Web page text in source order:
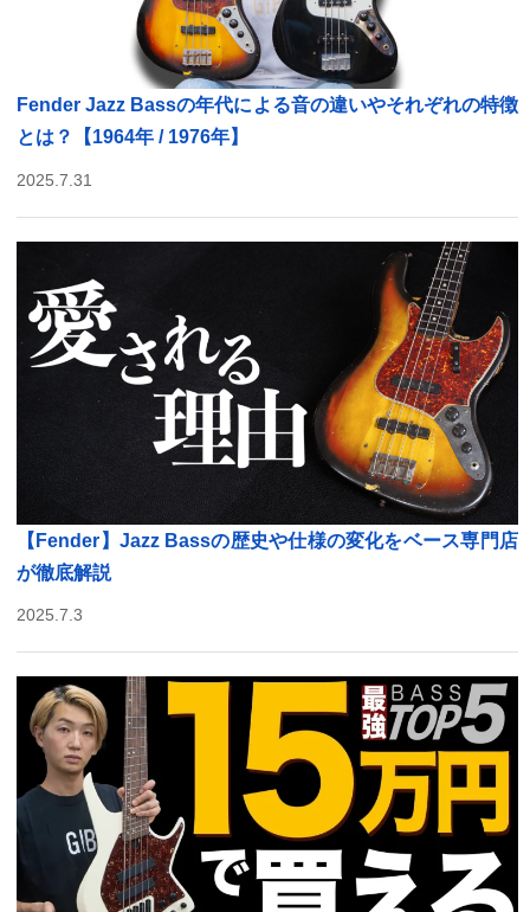
Fender Jazz Bassの年代による音の違いやそれぞれの特徴
とは？【1964年 / 1976年】
2025.7.31
【Fender】Jazz Bassの歴史や仕様の変化をベース専門店
が徹底解説
2025.7.3